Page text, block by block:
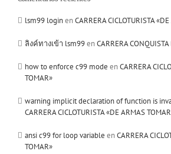
lsm99 loginenCARRERA CICLOTURISTA
ลิงค์ทางเข้า lsm99enCARRERA
how to enforce c99 mode enCARRERA
TOMAR»
warning implicit declaration of function is
CARRERA CICLOTURISTA «DE ARMAS
ansi c99 for loop variable enCARRERA
TOMAR»